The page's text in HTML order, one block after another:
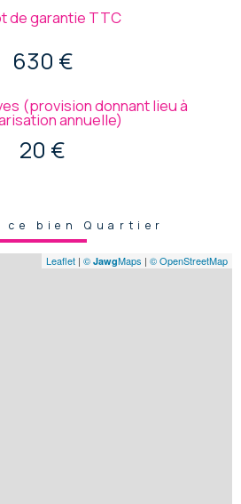
de garantie TTC
630 €
(provision donnant lieu à
annuelle)
20 €
ce bien Quartier
Leaflet | © JawgMaps | © OpenStreetMap